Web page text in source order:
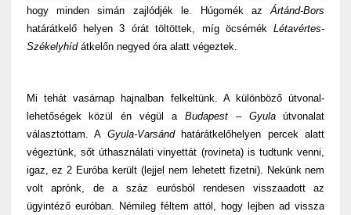
hogy minden simán zajlódjék le. Húgomék azÁrtánd-Bors
határátkelő helyen 3 órát töltöttek, míg öcsémék Létavértes-
Székelyhídátkelőn negyed óra alatt végeztek.
Mi tehát vasárnap hajnalban felkeltünk. A különböző útvonal-
lehetőségek közül én végül a Budapest – Gyulaútvonalat
választottam. A Gyula-Varsándhatárátkelőhelyen percek alatt
végeztünk, sőt úthasználati vinyettát (rovineta) is tudtunk venni,
igaz, ez 2 Euróba került (lejjel nem lehetett fizetni). Nekünk nem
volt aprónk, de a száz eurósból rendesen visszaadott az
ügyintéző euróban. Némileg féltem attól, hogy lejben ad vissza